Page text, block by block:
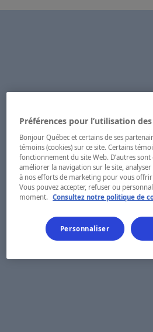
Préférences pour l’utilisation
Bonjour Québec et certains de ses
témoins (cookies) sur ce site. Certains
fonctionnement du site Web. D’autres
améliorer la navigation sur le site,
à nos efforts de marketing pour vous
Vous pouvez accepter, refuser ou
moment. Consultez notre politique de
Personnaliser